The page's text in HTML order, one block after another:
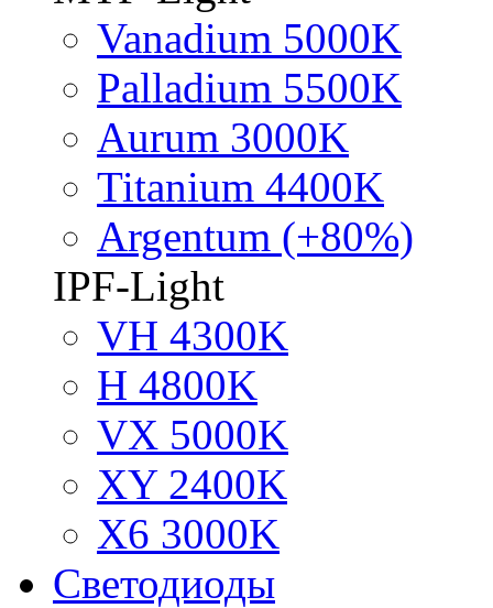
Vanadium 5000K
Palladium 5500K
Aurum 3000K
Titanium 4400K
Argentum (+80%)
IPF-Light
VH 4300K
H 4800K
VX 5000K
XY 2400K
X6 3000K
Светодиоды